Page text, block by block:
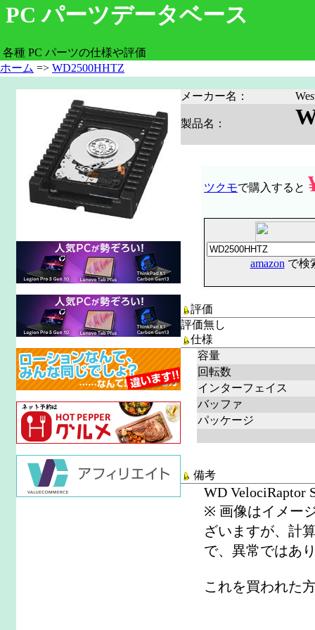
PC パーツデータベース
各種 PC パーツの仕様や評価
ホーム => WD2500HHTZ
メーカー名：
製品名：
ツクモで購入すると
amazon で検
評価
評価無し
仕様
容量
回転数
インターフェイス
バッファ
パッケージ
備考
WD VelociRaptor
※ 画像はイメー
ざいますが、計
で、異常ではあ
これを買われた